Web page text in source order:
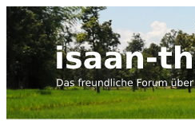
Thailand &
Das freundliche Forum über
Zum Inhalt